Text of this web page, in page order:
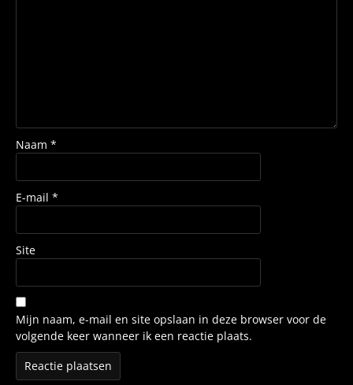
Naam *
E-mail *
Site
Mijn naam, e-mail en site opslaan in deze browser voor de
volgende keer wanneer ik een reactie plaats.